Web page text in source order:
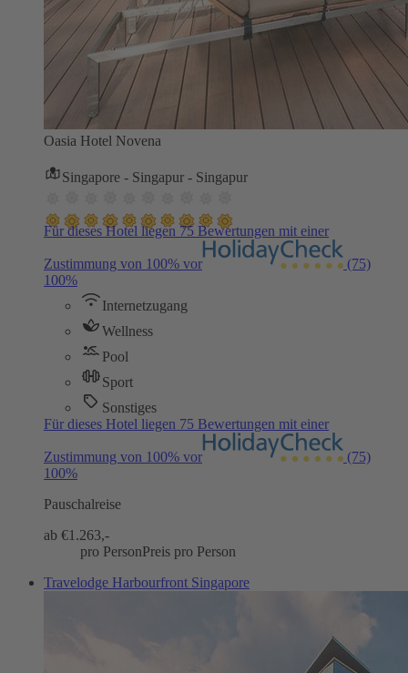
Oasia Hotel Novena
Singapore - Singapur - Singapur
Für dieses Hotel liegen 75 Bewertungen mit einer
Zustimmung von 100% vor
(75)
100%
Internetzugang
Wellness
Pool
Sport
Sonstiges
Für dieses Hotel liegen 75 Bewertungen mit einer
Zustimmung von 100% vor
(75)
100%
Pauschalreise
ab €1.263,-
pro PersonPreis pro Person
Travelodge Harbourfront Singapore